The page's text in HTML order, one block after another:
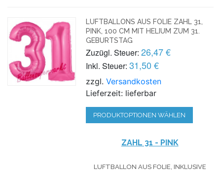
LUFTBALLONS AUS FOLIE ZAHL 31,
PINK, 100 CM MIT HELIUM ZUM 31.
GEBURTSTAG
Zuzügl. Steuer: 26,47 €
Inkl. Steuer: 31,50 €
zzgl.Versandkosten
Lieferzeit: lieferbar
PRODUKTOPTIONEN WÄHLEN
ZAHL 31 - PINK
LUFTBALLON AUS FOLIE, INKLUSIVE